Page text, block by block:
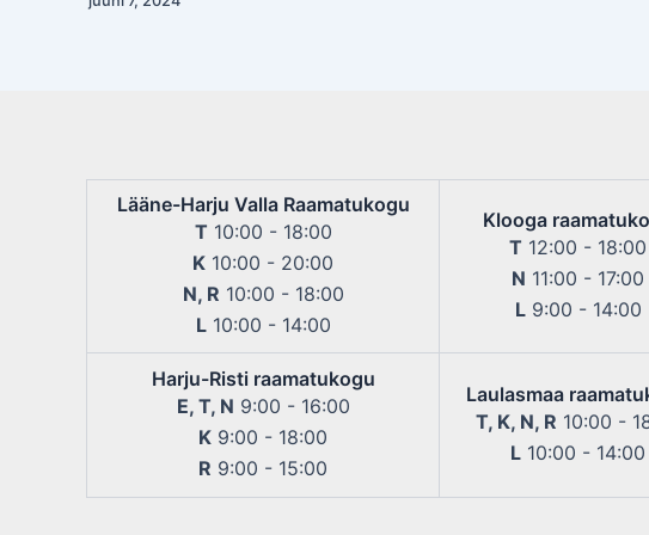
navigation
Lääne-Harju Valla Raamatukogu
T 10:00 - 18:00
K 10:00 - 20:00
N, R 10:00 - 18:00
L10:00 - 14:00
Klooga
T 12:00 - 18:00
N 11:00 - 17:00
L9:00 - 14:00
Harju-Risti raamatukogu
E, T, N 9:00 - 16:00
K 9:00 - 18:00
R 9:00 - 15:00
Laulasmaa
T, K, N, R 10:00 -
L 10:00 - 14:00